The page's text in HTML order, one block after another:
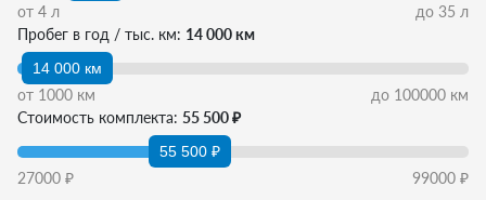
от 4 л до 35 л
Пробег в год / тыс. км: 14 000 км
14 000 км
от 1000 км до 100000 км
Стоимость комплекта: 55 500 ₽
55 500 ₽
27000 ₽ 99000 ₽